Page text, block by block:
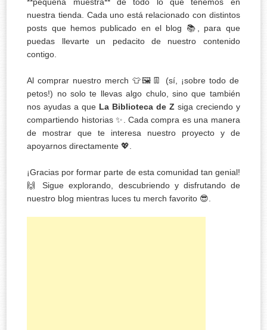
nuestra tienda. Cada uno está relacionado con distintos
posts que hemos publicado en el blog 📚, para que
puedas llevarte un pedacito de nuestro contenido
contigo.
Al comprar nuestro merch 👕🖼️👖 (sí, ¡sobre todo de
petos!) no solo te llevas algo chulo, sino que también
nos ayudas a que La Biblioteca de Z siga creciendo y
compartiendo historias ✨. Cada compra es una manera
de mostrar que te interesa nuestro proyecto y de
apoyarnos directamente 💖.
¡Gracias por formar parte de esta comunidad tan genial!
🙌 Sigue explorando, descubriendo y disfrutando de
nuestro blog mientras luces tu merch favorito 😎.